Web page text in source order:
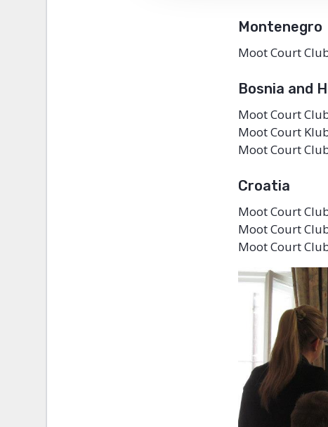
Montenegro
Moot Court
Bosnia and
Moot Court
Moot Court
Moot Court
Croatia
Moot Court
Moot Court
Moot Court